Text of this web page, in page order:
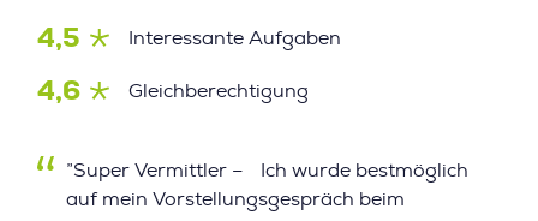
4,5 Interessante Aufgaben
4,6 Gleichberechtigung
”Super Vermittler – Ich wurde bestmöglich
auf mein Vorstellungsgespräch beim